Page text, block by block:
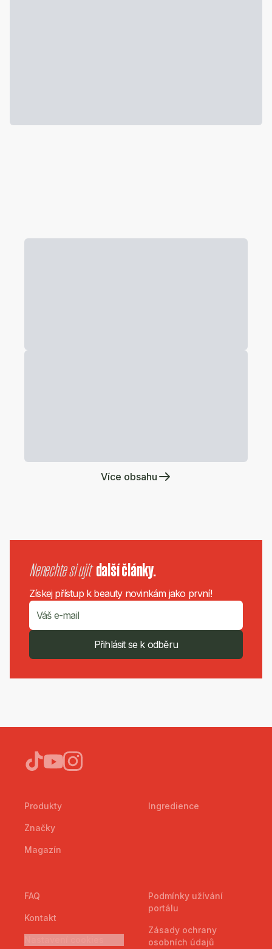
Více obsahu
Nenechte si ujít další články.
Získej přístup k beauty novinkám jako první!
Přihlásit se k odběru
Produkty
Značky
Magazín
Ingredience
FAQ
Kontakt
Podmínky užívání
portálu
Zásady ochrany
osobních údajů